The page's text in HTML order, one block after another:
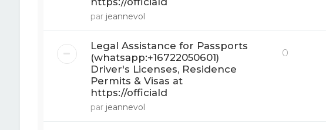
par jeannevol
Legal Assistance for Passports
(whatsapp:+16722050601)
Driver's Licenses, Residence
Permits & Visas at
https://officiald
par jeannevol
0